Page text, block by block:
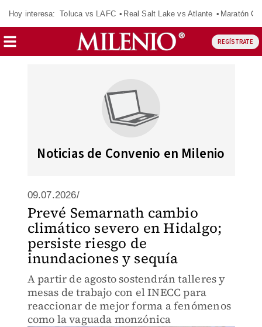
Hoy interesa: Toluca vs LAFC Real Salt Lake vs Atlante Maratón
REGÍSTRATE
Noticias de Convenio en Milenio
09.07.2026/
Prevé Semarnath cambio
climático severo en Hidalgo;
persiste riesgo de
inundaciones y sequía
A partir de agosto sostendrán talleres y
mesas de trabajo con el INECC para
reaccionar de mejor forma a fenómenos
como la vaguada monzónica